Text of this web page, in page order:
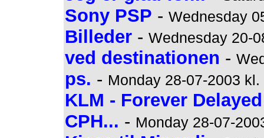
Sony PSP -Wednesday
Billeder -Wednesday 20-
ved destinationen -
ps. - Monday 28-07-2003 kl.
KLM - Forever Delayed
CPH... - Monday 28-07-